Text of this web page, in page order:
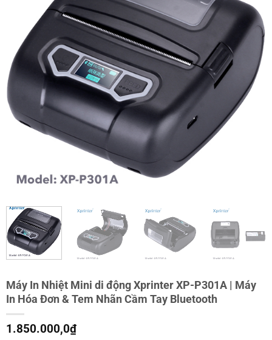
Máy In Nhiệt Mini di động Xprinter XP-P301A | Máy
In Hóa Đơn & Tem Nhãn Cầm Tay Bluetooth
1.850.000,0₫